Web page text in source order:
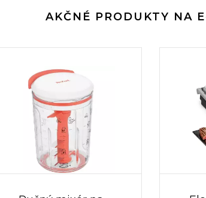
AKČNÉ PRODUKTY NA